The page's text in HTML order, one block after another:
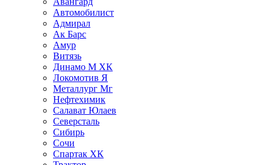
Автомобилист
Адмирал
Ак Барс
Амур
Витязь
Динамо М ХК
Локомотив Я
Металлург Мг
Нефтехимик
Салават Юлаев
Северсталь
Сибирь
Сочи
Спартак ХК